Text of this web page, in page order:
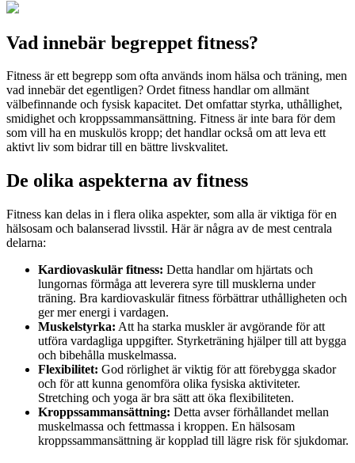
Vad innebär begreppet fitness?
Fitness är ett begrepp som ofta används inom hälsa och träning, men
vad innebär det egentligen? Ordet fitness handlar om allmänt
välbefinnande och fysisk kapacitet. Det omfattar styrka, uthållighet,
smidighet och kroppssammansättning. Fitness är inte bara för dem
som vill ha en muskulös kropp; det handlar också om att leva ett
aktivt liv som bidrar till en bättre livskvalitet.
De olika aspekterna av fitness
Fitness kan delas in i flera olika aspekter, som alla är viktiga för en
hälsosam och balanserad livsstil. Här är några av de mest centrala
delarna:
Kardiovaskulär fitness: Detta handlar om hjärtats och
lungornas förmåga att leverera syre till musklerna under
träning. Bra kardiovaskulär fitness förbättrar uthålligheten och
ger mer energi i vardagen.
Muskelstyrka: Att ha starka muskler är avgörande för att
utföra vardagliga uppgifter. Styrketräning hjälper till att bygga
och bibehålla muskelmassa.
Flexibilitet: God rörlighet är viktig för att förebygga skador
och för att kunna genomföra olika fysiska aktiviteter.
Stretching och yoga är bra sätt att öka flexibiliteten.
Kroppssammansättning: Detta avser förhållandet mellan
muskelmassa och fettmassa i kroppen. En hälsosam
kroppssammansättning är kopplad till lägre risk för sjukdomar.